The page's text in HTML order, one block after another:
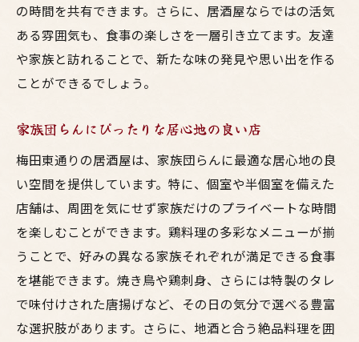
の時間を共有できます。さらに、居酒屋ならではの活気
ある雰囲気も、食事の楽しさを一層引き立てます。友達
や家族と訪れることで、新たな味の発見や思い出を作る
ことができるでしょう。
家族団らんにぴったりな居心地の良い店
梅田東通りの居酒屋は、家族団らんに最適な居心地の良
い空間を提供しています。特に、個室や半個室を備えた
店舗は、周囲を気にせず家族だけのプライベートな時間
を楽しむことができます。鶏料理の多彩なメニューが揃
うことで、好みの異なる家族それぞれが満足できる食事
を堪能できます。焼き鳥や鶏刺身、さらには特製のタレ
で味付けされた唐揚げなど、その日の気分で選べる豊富
な選択肢があります。さらに、地酒と合う絶品料理を囲